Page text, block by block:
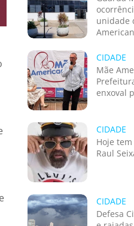
unidade
CIDADE
Mãe
enxoval
CIDADE
Hoje
Raul
CIDADE
Defesa